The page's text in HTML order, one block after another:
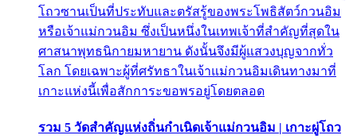
โถวซานเป็นที่ประทับและตรัสรู้ของพระโพธิสัตว์กวนอิม
หรือเจ้าแม่กวนอิม ซึ่งเป็นหนึ่งในเทพเจ้าที่สำคัญที่สุดใน
ศาสนาพุทธนิกายมหายาน ดังนั้นจึงมีผู้แสวงบุญจากทั่ว
โลก โดยเฉพาะผู้ที่ศรัทธาในเจ้าแม่กวนอิมเดินทางมาที่
เกาะแห่งนี้เพื่อสักการะขอพรอยู่โดยตลอด
รวม 5 วัดสำคัญแห่งถิ่นกำเนิดเจ้าแม่กวนอิม | เกาะผู่โถว